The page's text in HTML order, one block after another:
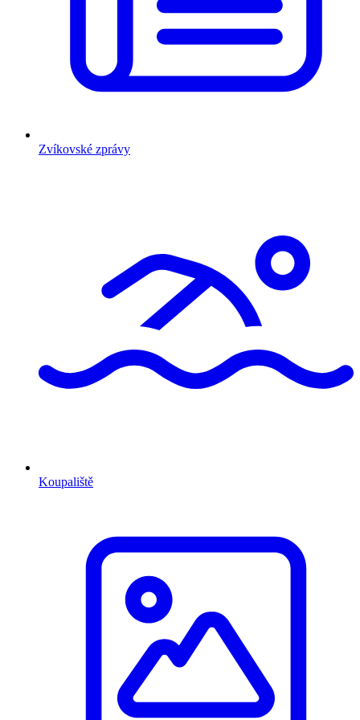
Zvíkovské zprávy
Koupaliště